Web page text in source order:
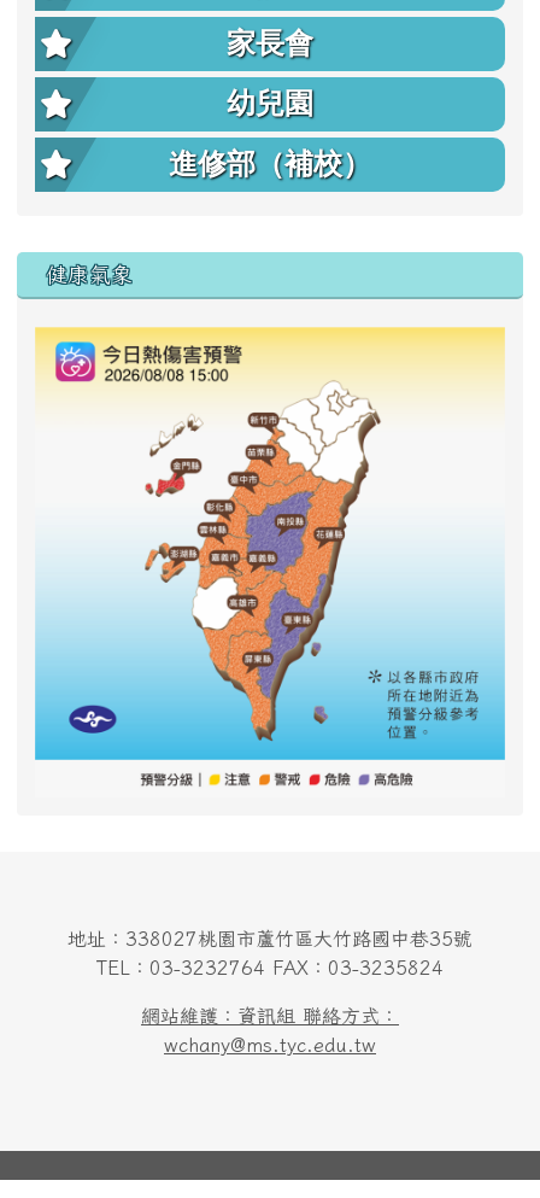
家長會
幼兒園
進修部（補校）
右邊區域內容
健康氣象
地址：338027桃園市蘆竹區大竹路國中巷35號
TEL：03-3232764 FAX：03-3235824
網站維護：資訊組 聯絡方式：
wchany@ms.tyc.edu.tw